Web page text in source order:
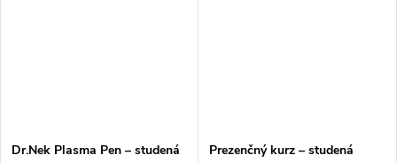
Dr.Nek Plasma Pen – studená
Prezenčný kurz – studená